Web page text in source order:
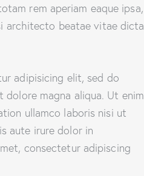
rem aperiam eaque ipsa,
architecto beatae vitae dicta
adipisicing elit, sed do
magna aliqua. Ut enim
ullamco laboris nisi ut
aute irure dolor in
consectetur adipiscing